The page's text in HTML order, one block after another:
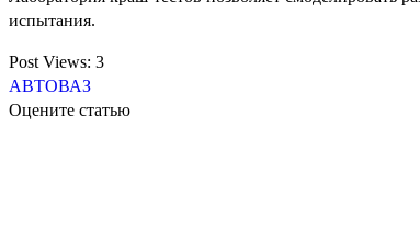
испытания.
Post Views: 3
АВТОВАЗ
Оцените статью